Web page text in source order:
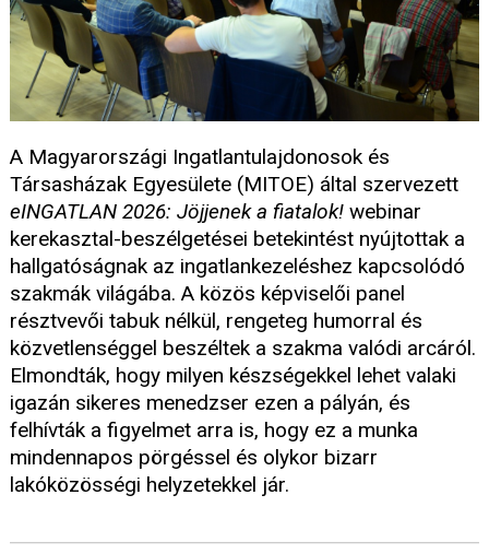
A Magyarországi Ingatlantulajdonosok és
Társasházak Egyesülete (MITOE) által szervezett
eINGATLAN 2026: Jöjjenek a fiatalok! webinar
kerekasztal-beszélgetései betekintést nyújtottak a
hallgatóságnak az ingatlankezeléshez kapcsolódó
szakmák világába. A közös képviselői panel
résztvevői tabuk nélkül, rengeteg humorral és
közvetlenséggel beszéltek a szakma valódi arcáról.
Elmondták, hogy milyen készségekkel lehet valaki
igazán sikeres menedzser ezen a pályán, és
felhívták a figyelmet arra is, hogy ez a munka
mindennapos pörgéssel és olykor bizarr
lakóközösségi helyzetekkel jár.